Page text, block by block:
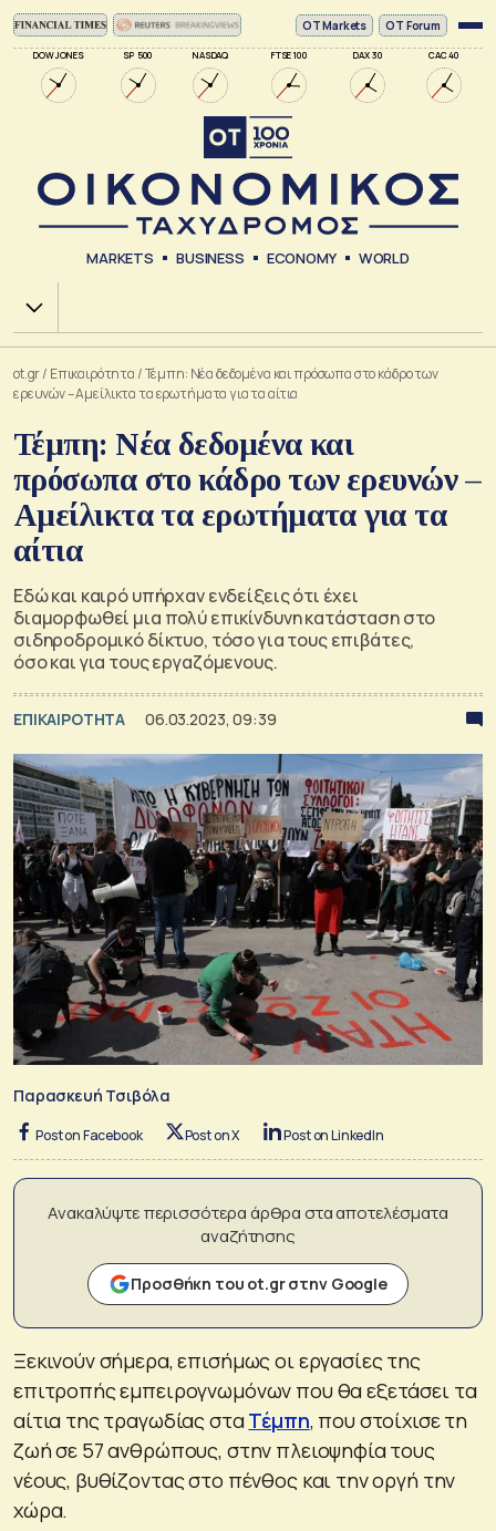
DOW JONES SP 500 NASDAQ FTSE 100 DAX 30 CAC 40
ΟΤ Markets OT Forum
MARKETS BUSINESS ECONOMY WORLD
Χ.Α.
ot.gr/ Επικαιρότητα /Τέμπη: Νέα δεδομένα και πρόσωπα στο κάδρο των
ερευνών – Αμείλικτα τα ερωτήματα για τα αίτια
Τέμπη: Νέα δεδομένα και
πρόσωπα στο κάδρο των ερευνών –
Αμείλικτα τα ερωτήματα για τα
αίτια
Εδώ και καιρό υπήρχαν ενδείξεις ότι έχει
διαμορφωθεί μια πολύ επικίνδυνη κατάσταση στο
σιδηροδρομικό δίκτυο, τόσο για τους επιβάτες,
όσο και για τους εργαζόμενους.
ΕΠΙΚΑΙΡΟΤΗΤΑ 06.03.2023, 09:39
Παρασκευή Τσιβόλα
Post on Facebook Post on X Post on LinkedIn
Ανακαλύψτε περισσότερα άρθρα στα αποτελέσματα
αναζήτησης
Προσθήκη του ot.gr στην Google
Ξεκινούν σήμερα, επισήμως οι εργασίες της
επιτροπής εμπειρογνωμόνων που θα εξετάσει τα
αίτια της τραγωδίας σταΤέμπη, που στοίχισε τη
ζωή σε 57 ανθρώπους, στην πλειοψηφία τους
νέους, βυθίζοντας στο πένθος και την οργή την
χώρα.